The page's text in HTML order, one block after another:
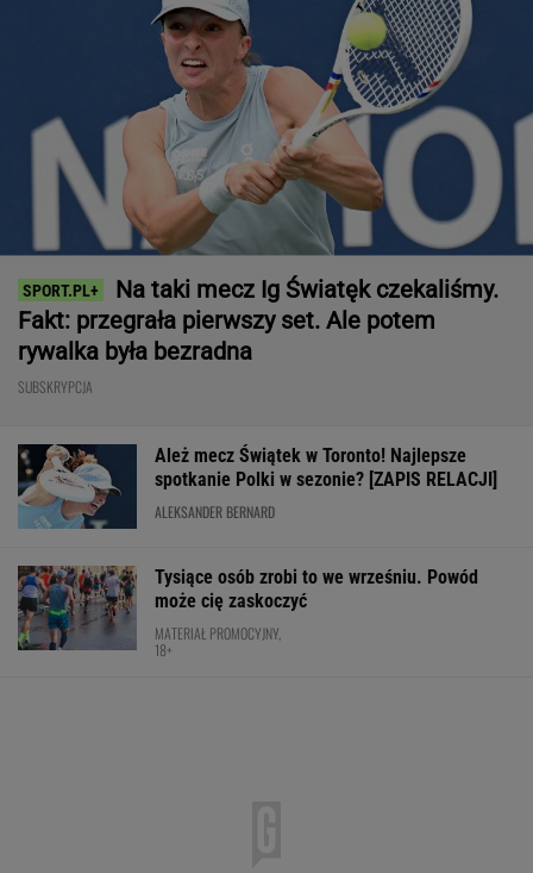
Na taki mecz Ig Światęk czekaliśmy.
Fakt: przegrała pierwszy set. Ale potem
rywalka była bezradna
SUBSKRYPCJA
Ależ mecz Świątek w Toronto! Najlepsze
spotkanie Polki w sezonie? [ZAPIS RELACJI]
ALEKSANDER BERNARD
Tysiące osób zrobi to we wrześniu. Powód
może cię zaskoczyć
MATERIAŁ PROMOCYJNY,
18+